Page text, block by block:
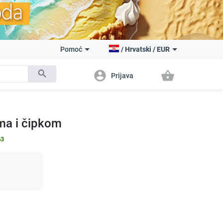
search
Pomoć / Hrvatski / EUR
account_circle Prijava shopping_basket
i čipkom